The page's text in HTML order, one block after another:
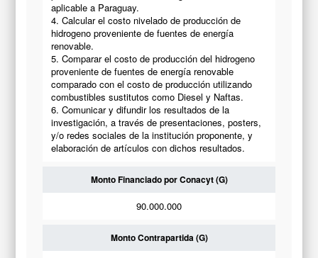
aplicable a Paraguay.
4. Calcular el costo nivelado de producción de
hidrogeno proveniente de fuentes de energía
renovable.
5. Comparar el costo de producción del hidrogeno
proveniente de fuentes de energía renovable
comparado con el costo de producción utilizando
combustibles sustitutos como Diesel y Naftas.
6. Comunicar y difundir los resultados de la
investigación, a través de presentaciones, posters,
y/o redes sociales de la institución proponente, y
elaboración de artículos con dichos resultados.
Monto Financiado por Conacyt (G)
90.000.000
Monto Contrapartida (G)